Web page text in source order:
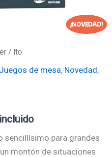
¡NOVEDAD!
/ Ito
Juegos de mesa, Novedad,
sencillísimo para grandes
montón de situaciones